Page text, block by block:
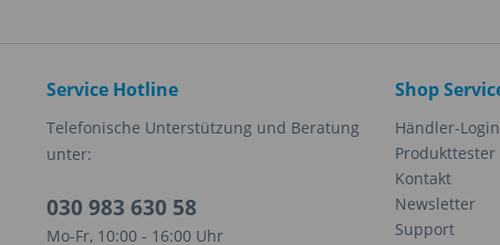
Service Hotline
Telefonische Unterstützung und Beratung
unter:
030 983 630 58
Mo-Fr, 10:00 - 16:00 Uhr
Shop
Händler-Login
Produkttester
Kontakt
Newsletter
Support